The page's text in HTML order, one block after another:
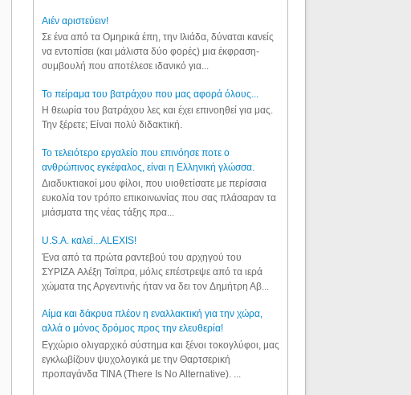
Aιέν αριστεύειν!
Σε ένα από τα Ομηρικά έπη, την Ιλιάδα, δύναται κανείς
να εντοπίσει (και μάλιστα δύο φορές) μια έκφραση-
συμβουλή που αποτέλεσε ιδανικό για...
Το πείραμα του βατράχου που μας αφορά όλους...
Η θεωρία του βατράχου λες και έχει επινοηθεί για μας.
Την ξέρετε; Είναι πολύ διδακτική.
Το τελειότερο εργαλείο που επινόησε ποτε ο
ανθρώπινος εγκέφαλος, είναι η Ελληνική γλώσσα.
Διαδυκτιακοί μου φίλοι, που υιοθετίσατε με περίσσια
ευκολία τον τρόπο επικοινωνίας που σας πλάσαραν τα
μιάσματα της νέας τάξης πρα...
U.S.A. καλεί...ALEXIS!
Ένα από τα πρώτα ραντεβού του αρχηγού του
ΣΥΡΙΖΑ Αλέξη Τσίπρα, μόλις επέστρεψε από τα ιερά
χώματα της Αργεντινής ήταν να δει τον Δημήτρη Αβ...
Αίμα και δάκρυα πλέον η εναλλακτική για την χώρα,
αλλά ο μόνος δρόμος προς την ελευθερία!
Εγχώριο ολιγαρχικό σύστημα και ξένοι τοκογλύφοι, μας
εγκλωβίζουν ψυχολογικά με την Θαρτσερική
προπαγάνδα TINA (There Is No Alternative). ...